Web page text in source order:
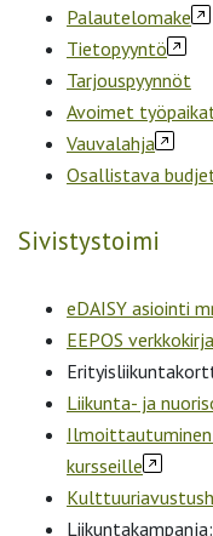
Palautelomake
Tietopyyntö
Tarjouspyynnöt
Avoimet
Vauvalahja
Osallistava
Sivistystoimi
eDAISY asiointi
EEPOS
Liikunta- ja
Ilmoittautuminen
kursseille
Liikuntakampanja: